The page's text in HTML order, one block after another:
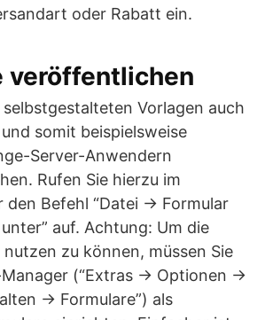
oder Rabatt ein.
veröffentlichen
Vorlagen auch
somit beispielsweise
Server-Anwendern
Rufen Sie hierzu im
Befehl “Datei -> Formular
auf. Achtung: Um die
zu können, müssen Sie
(“Extras -> Optionen ->
-> Formulare”) als